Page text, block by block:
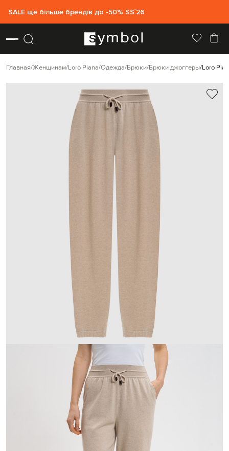
SALE ще більше брендів до -50% SS`26
Главная Женщинам Loro Piana Одежда Брюки Брюки джоггеры Loro